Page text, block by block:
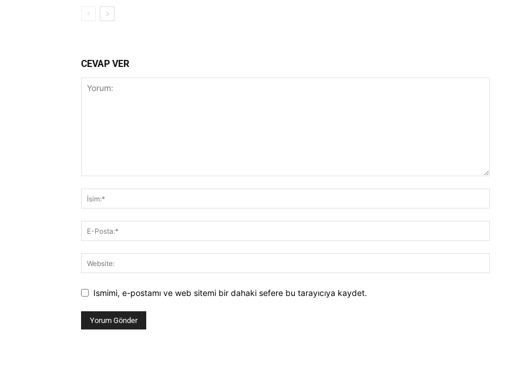
CEVAP VER
Ismimi, e-postamı ve web sitemi bir dahaki sefere bu tarayıcıya kaydet.